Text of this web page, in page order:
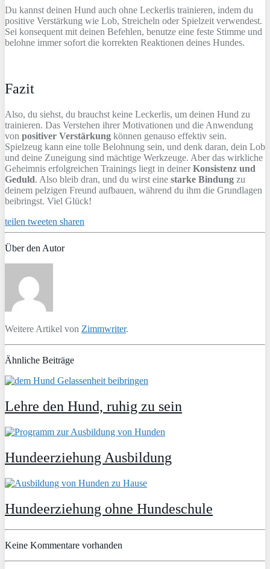
Du kannst deinen Hund auch ohne Leckerlis trainieren, indem du
positive Verstärkung wie Lob, Streicheln oder Spielzeit verwendest.
Sei konsequent mit deinen Befehlen, benutze eine feste Stimme und
belohne immer sofort die korrekten Reaktionen deines Hundes.
Fazit
Also, du siehst, du brauchst keine Leckerlis, um deinen Hund zu
trainieren. Das Verstehen ihrer Motivationen und die Anwendung
von positiver Verstärkung können genauso effektiv sein.
Spielzeug kann eine tolle Belohnung sein, und denk daran, dein Lob
und deine Zuneigung sind mächtige Werkzeuge. Aber das wirkliche
Geheimnis erfolgreichen Trainings liegt in deinerKonsistenz und
Geduld. Also bleib dran, und du wirst eine starke Bindung zu
deinem pelzigen Freund aufbauen, während du ihm die Grundlagen
beibringst. Viel Glück!
teilen tweeten sharen
Über den Autor
Weitere Artikel von Zimmwriter.
Ähnliche Beiträge
Lehre den Hund, ruhig zu sein
Hundeerziehung Ausbildung
Hundeerziehung ohne Hundeschule
Keine Kommentare vorhanden